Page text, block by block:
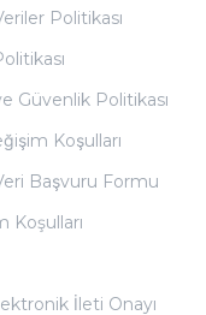
Politikası
Güvenlik Politikası
Koşulları
Başvuru Formu
Koşulları
İleti Onayı